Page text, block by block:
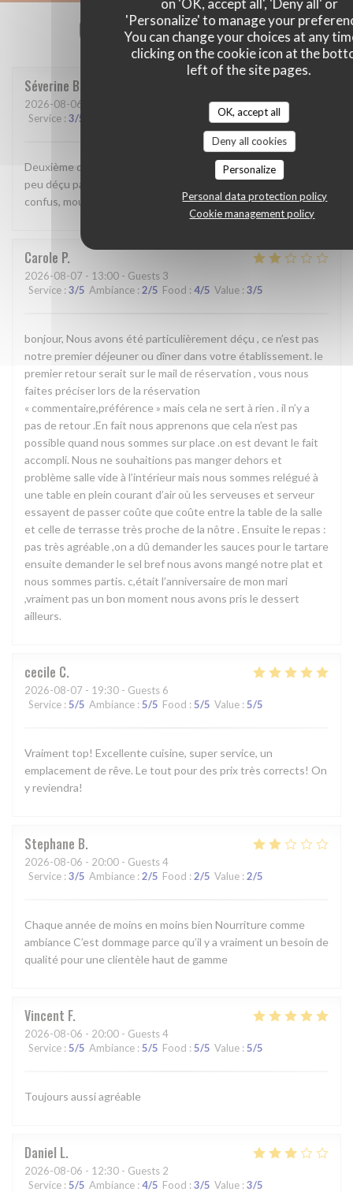
on 'OK, accept all', 'Deny all' or
'Personalize' to manage your
You can change your choices at any
clicking on the cookie icon at the
left of the site pages.
OK, accept all
Deny all cookies
Personalize
Personal data protection policy
Cookie management policy
Our customer ratings
Séverine B
2026-08-06
Service : 3/5 /5 Value:4/5
Deuxième dîner dans ce superbe bistrot malheureusement un
peu déçu par rapport à la première fois : service lent et
confus, moules froides …. C’est dommage
Carole P
2026-08-07 - 13:00 - Guests 3
Service : 3/5 Ambiance : 2/5 Food : 4/5 Value : 3/5
bonjour, Nous avons été particulièrement déçu , ce n’est pas
notre premier déjeuner ou dîner dans votre établissement. le
premier retour serait sur le mail de réservation , vous nous
faites préciser lors de la réservation
« commentaire,préférence » mais cela ne sert à rien . il n’y a
pas de retour .En fait nous apprenons que cela n’est pas
possible quand nous sommes sur place .on est devant le fait
accompli. Nous ne souhaitions pas manger dehors et
problème salle vide à l’intérieur mais nous sommes relégué à
une table en plein courant d’air où les serveuses et serveur
essayent de passer coûte que coûte entre la table de la salle
et celle de terrasse très proche de la nôtre . Ensuite le repas :
pas très agréable ,on a dû demander les sauces pour le tartare
ensuite demander le sel bref nous avons mangé notre plat et
nous sommes partis. c,était l’anniversaire de mon mari
,vraiment pas un bon moment nous avons pris le dessert
ailleurs.
cecile C
2026-08-07 - 19:30 - Guests 6
Service : 5/5 Ambiance : 5/5 Food : 5/5 Value : 5/5
Vraiment top! Excellente cuisine, super service, un
emplacement de rêve. Le tout pour des prix très corrects! On
y reviendra!
Stephane B
2026-08-06 - 20:00 - Guests 4
Service : 3/5 Ambiance : 2/5 Food : 2/5 Value : 2/5
Chaque année de moins en moins bien Nourriture comme
ambiance C’est dommage parce qu’il y a vraiment un besoin de
qualité pour une clientèle haut de gamme
Vincent F
2026-08-06 - 20:00 - Guests 4
Service : 5/5 Ambiance : 5/5 Food : 5/5 Value : 5/5
Toujours aussi agréable
Daniel L
2026-08-06 - 12:30 - Guests 2
Service : 5/5 Ambiance : 4/5 Food : 3/5 Value : 3/5